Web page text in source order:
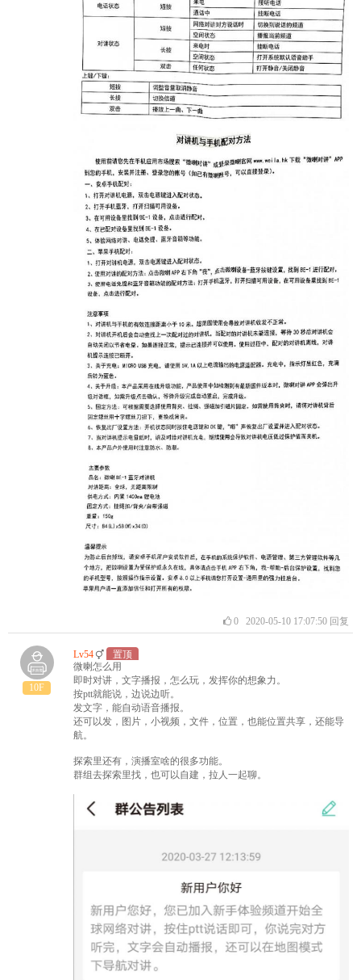
02020-05-10 17:07:50 回复
10F
Lv54
置顶
微喇怎么用
即时对讲，文字播报，怎么玩，发挥你的想象力。
按ptt就能说，边说边听。
发文字，能自动语音播报。
还可以发，图片，小视频，文件，位置，也能位置共享，还能导
航。
探索里还有，演播室啥的很多功能。
群组去探索里找，也可以自建，拉人一起聊。